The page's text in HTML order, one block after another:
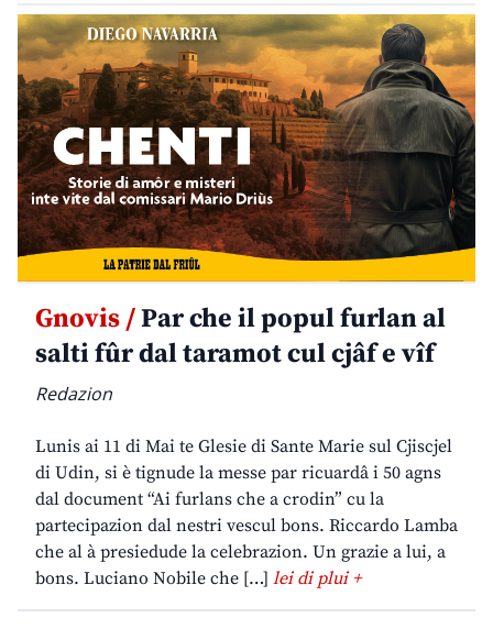
Gnovis /Par che il popul furlan al
salti fûr dal taramot cul cjâf e vîf
Redazion
Lunis ai 11 di Mai te Glesie di Sante Marie sul Cjiscjel
di Udin, si è tignude la messe par ricuardâ i 50 agns
dal document “Ai furlans che a crodin” cu la
partecipazion dal nestri vescul bons. Riccardo Lamba
che al à presiedude la celebrazion. Un grazie a lui, a
bons. Luciano Nobile che […] lei di plui +